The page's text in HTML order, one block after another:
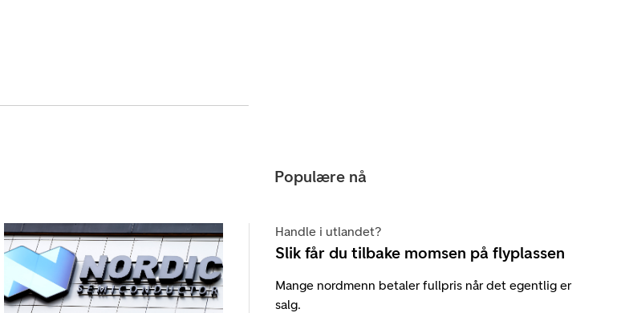
Populære nå
Handle i utlandet?
Slik får du tilbake momsen på flyplassen
Mange nordmenn betaler fullpris når det egentlig er
salg.